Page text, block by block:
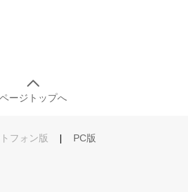
ページトップへ
フォン版 | PC版